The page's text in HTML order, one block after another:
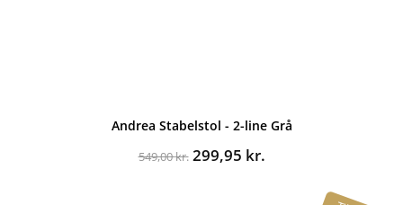
Andrea Stabelstol - 2-line Grå
549,00kr. Den
299,95 kr.Den